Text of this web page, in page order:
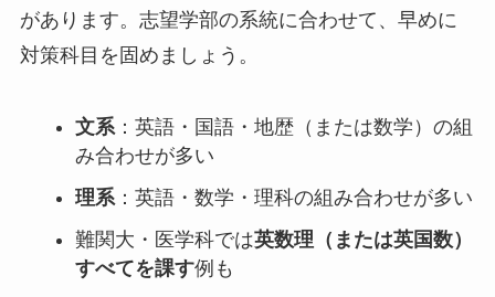
があります。志望学部の系統に合わせて、早めに
対策科目を固めましょう。
文系：英語・国語・地歴（または数学）の組
み合わせが多い
理系：英語・数学・理科の組み合わせが多い
難関大・医学科では英数理（または英国数）
すべてを課す例も